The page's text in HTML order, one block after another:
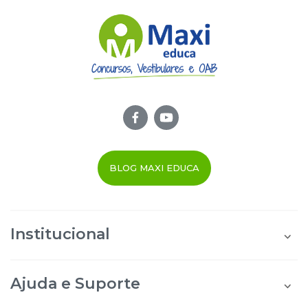
BLOG MAXI EDUCA
Institucional
Área do Afiliado
Ajuda e Suporte